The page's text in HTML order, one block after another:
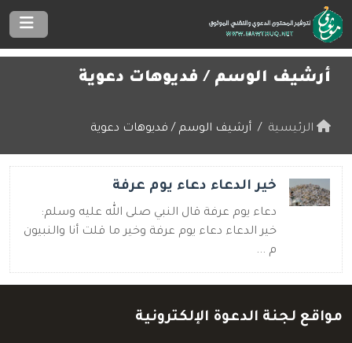
أرشيف الوسم / فديوهات دعوية
الرئيسية أرشيف الوسم / فديوهات دعوية
خير الدعاء دعاء يوم عرفة
دعاء يوم عرفة قال النبي صلى الله عليه وسلم:
خير الدعاء دعاء يوم عرفة وخير ما قلت أنا والنبيون
م ...
مواقع لجنة الدعوة الإلكترونية